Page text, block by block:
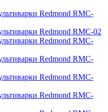
Redmond RMC-
Redmond RMC-02
Redmond RMC-
Redmond RMC-
Redmond RMC-
Redmond RMC-